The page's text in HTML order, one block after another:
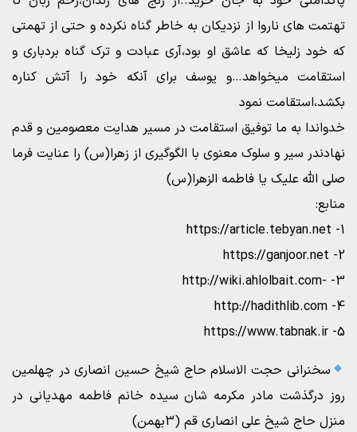
تهتمت های ناروا از نزدیکان به خاطر گناه نکرده و حتی از تهمتی
که خود زلیخا که عاشق او بود،آری عبادت و ترک گناه بردباری و
استقامت میخواهد…و یوسف برای آنکه خود را آتش کناره
بکشد،استقامت نمود
خدواندا به ما توفیق استقامت در مسیر هدایت معصومین و قدم
نهادندر سیر و سلوک معنوی با الگوگیری از زهرا(س) را عنایت فرما
صلی الله علیک یا فاطمه الزهرا(س)
منابع:
1- https://article.tebyan.net
2- https://ganjoor.net
3- -http://wiki.ahlolbait.com
4- http://hadithlib.com
5- https://www.tabnak.ir
سخنرانی حجت الاسلام حاج شیخ حسین انصاری در چهلمین
روز درگذشت مادر مکرمه شان سیده خانم فاطمه مهدیانی در
منزل حاج شیخ علی انصاری قم (3بهمن)